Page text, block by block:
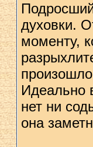
духовки.
моменту,
Идеально
нет ни
она